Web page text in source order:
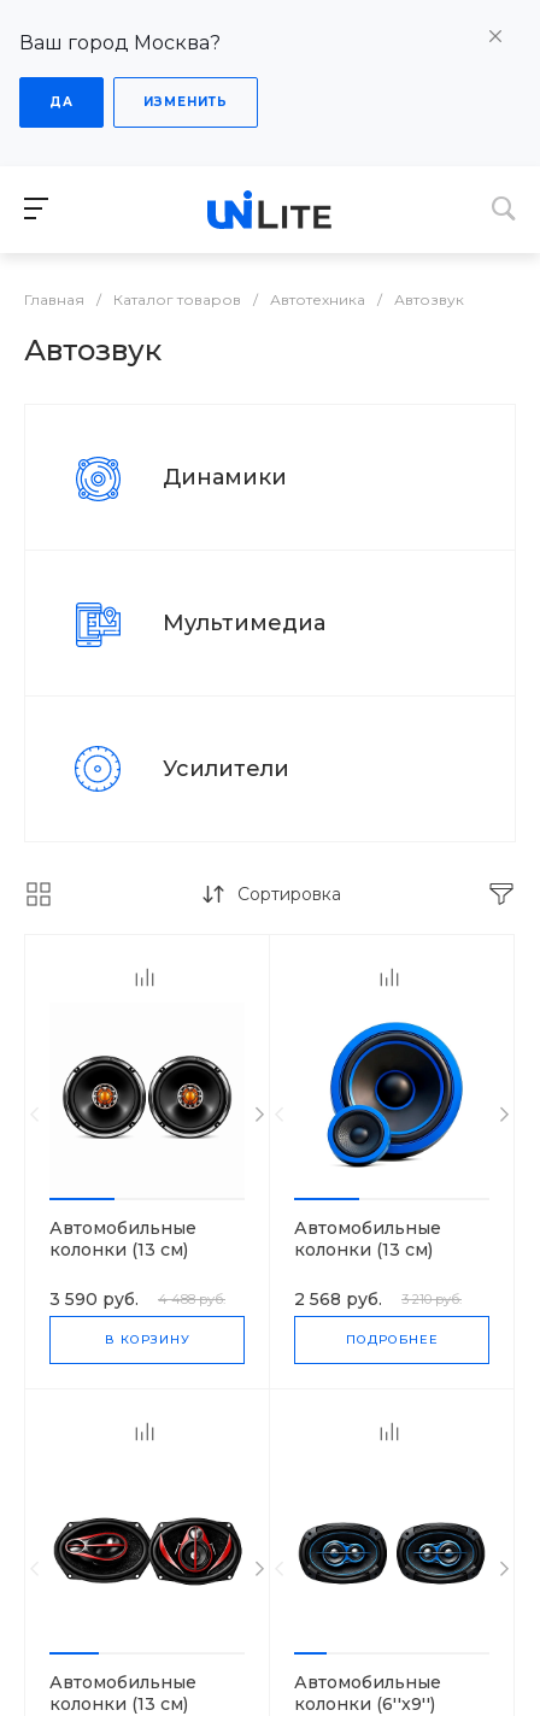
Ваш город Москва?
ДА ИЗМЕНИТЬ
Главная / Каталог товаров / Автотехника / Автозвук
Автозвук
Динамики
Мультимедиа
Усилители
Сортировка
Автомобильные
колонки (13 см)
3 590 руб.
4 488 руб.
В КОРЗИНУ
Автомобильные
колонки (13 см)
2 568 руб.
3 210 руб.
ПОДРОБНЕЕ
Автомобильные
колонки (13 см)
Автомобильные
колонки (6''x9'')